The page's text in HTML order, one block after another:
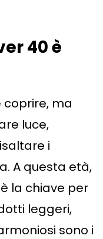
40 è
coprire, ma
luce,
i
A questa età,
è la chiave per
leggeri,
sono i